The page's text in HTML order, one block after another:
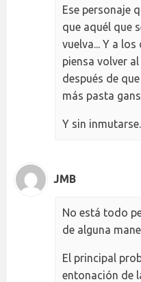
Ese personaje
que aquél que
vuelva... Y a
piensa volver
después de
más pasta
Y sin inmutarse.
JMB
No está todo
de alguna
El principal
entonación de